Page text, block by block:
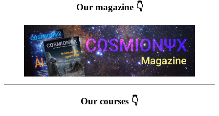
Our magazine 👇
Our courses 👇